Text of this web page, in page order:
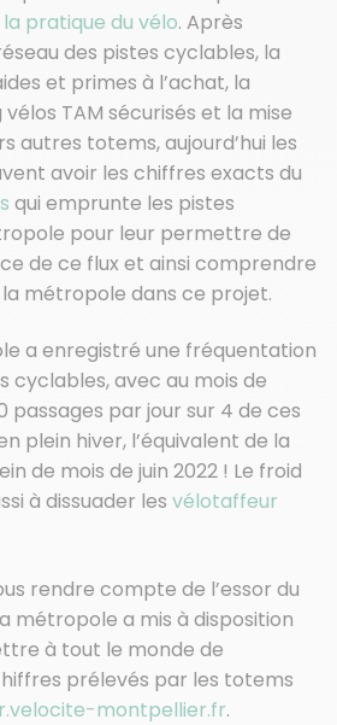
pratique du vélo. Après
des pistes cyclables, la
et primes à l’achat, la
TAM sécurisés et la mise
autres totems, aujourd’hui les
avoir les chiffres exacts du
qui emprunte les pistes
pour leur permettre de
de ce flux et ainsi comprendre
la métropole dans ce projet.
a enregistré une fréquentation
cyclables, avec au mois de
passages par jour sur 4 de ces
plein hiver, l’équivalent de la
de mois de juin 2022 ! Le froid
à dissuader les vélotaffeur
rendre compte de l’essor du
métropole a mis à disposition
à tout le monde de
prélevés par les totems
montpellier.fr.